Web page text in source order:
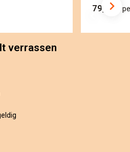
79,- per
verrassen